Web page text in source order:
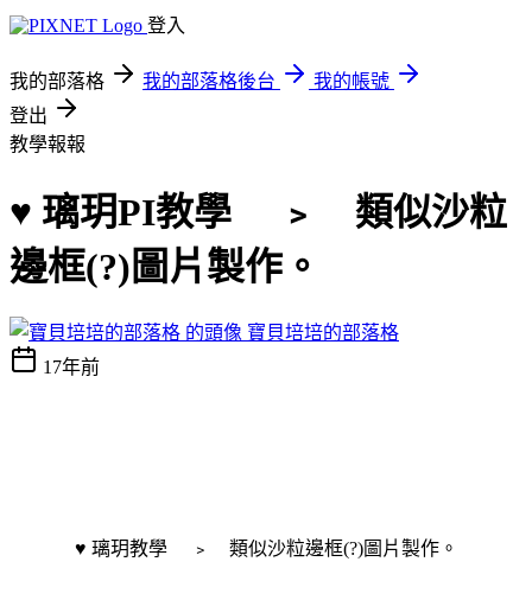
登入
我的部落格 我的部落格後台
我的帳號
登出
教學報報
♥ 璃玥PI教學 ﹥ 類似沙粒
邊框(?)圖片製作。
寶貝培培的部落格
17年前
♥ 璃玥教學 ﹥ 類似沙粒邊框(?)圖片製作。